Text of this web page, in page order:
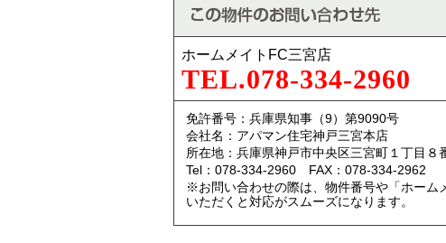
ホームメイトFC三宮店
TEL.078-334-2960
免許番号：兵庫県知事（9）第9090号
会社名：アパマン住宅神戸三宮本店
所在地：兵庫県神戸市中央区三宮町１丁目８
Tel：078-334-2960 FAX：078-334-2962
※お問い合わせの際は、物件番号や「ホーム
いただくと対応がスムーズになります。